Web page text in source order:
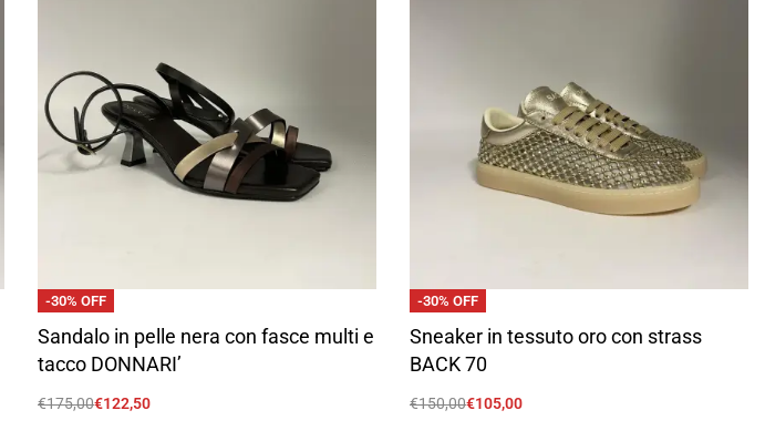
-30% OFF
Sandalo in pelle nera con fasce multi e
tacco DONNARI’
€175,00€122,50
-30% OFF
Sneaker in tessuto oro con strass
BACK 70
€150,00€105,00